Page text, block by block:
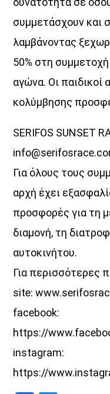
συμμετάσχουν και
λαμβάνοντας
50% στη
αγώνα. Οι
κολύμβησης
SERIFOS SUNSET
Για όλους τους
αρχή έχει
προσφορές για τη
διαμονή, τη
αυτοκινήτου.
Για περισσότερες
site:
facebook:
https://
instagram:
https://